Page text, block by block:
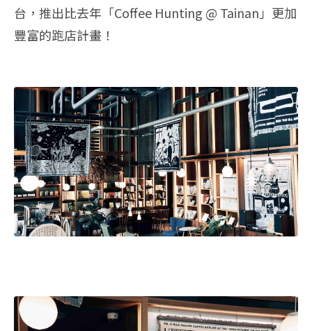
台，推出比去年「Coffee Hunting‭ ‬@‭ ‬Tainan」更加
豐富的跑店計畫！